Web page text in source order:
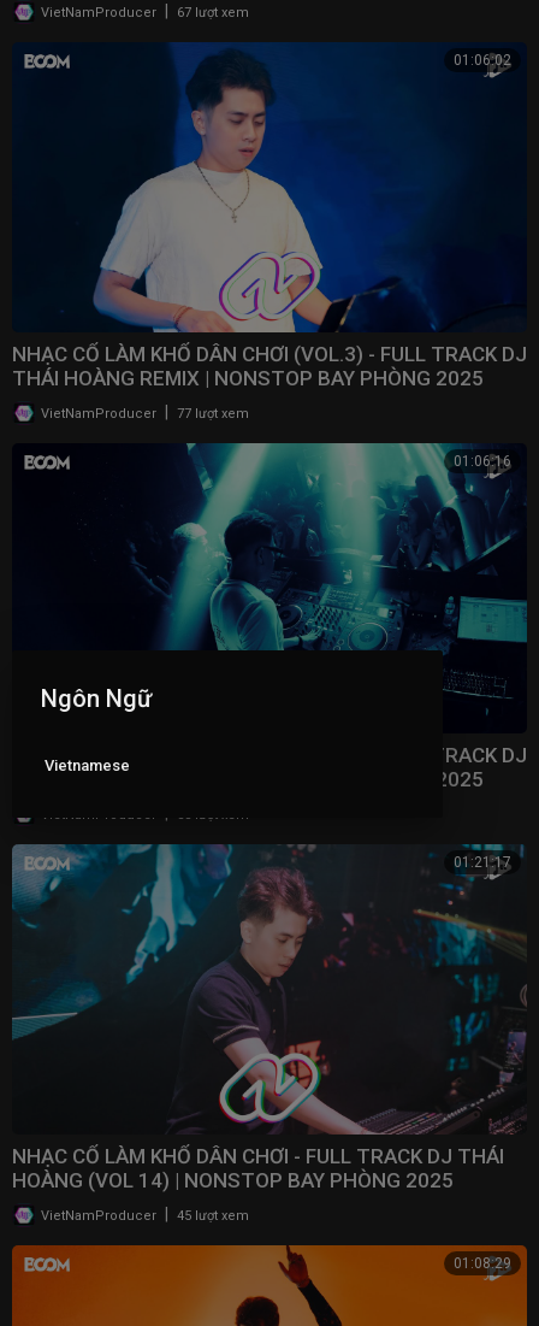
VietNamProducer 67 lượt xem
01:06:02
NHẠC CỔ LÀM KHỔ DÂN CHƠI (VOL.3) - FULL TRACK DJ
THÁI HOÀNG REMIX | NONSTOP BAY PHÒNG 2025
VietNamProducer 77 lượt xem
01:06:16
NHẠC CỔ LÀM KHỔ DÂN CHƠI (VOL.2) - FULL TRACK DJ
THÁI HOÀNG REMIX | NONSTOP BAY PHÒNG 2025
VietNamProducer 58 lượt xem
01:21:17
NHẠC CỔ LÀM KHỔ DÂN CHƠI - FULL TRACK DJ THÁI
HOÀNG (VOL 14) | NONSTOP BAY PHÒNG 2025
VietNamProducer 45 lượt xem
01:08:29
Ngôn Ngữ
Vietnamese